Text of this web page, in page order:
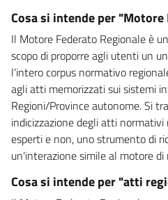
Cosa si intende per
Il Motore Federato Regionale è
scopo di proporre agli utenti un
l'intero corpus normativo
agli atti memorizzati sui sistemi
Regioni/Province autonome. Si
indicizzazione degli atti
esperti e non, uno strumento di
un'interazione simile al motore di
Cosa si intende per "atti